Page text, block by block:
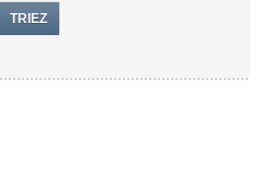
TRIEZ